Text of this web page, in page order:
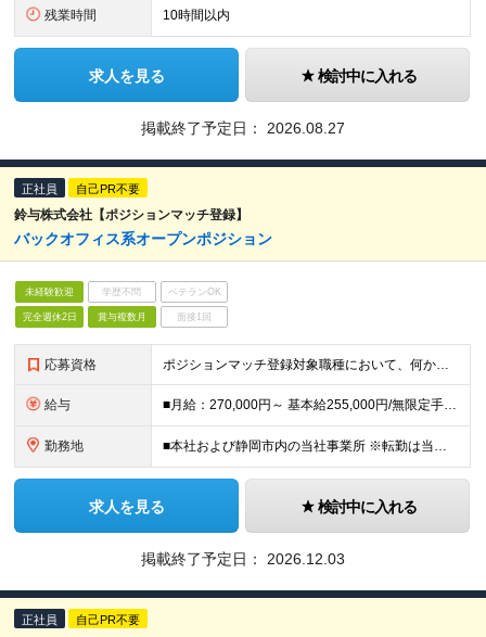
残業時間 10時間以内
求人を見る 検討中に入れる
掲載終了予定日： 2026.08.27
正社員 自己PR不要
鈴与株式会社【ポジションマッチ登録】
バックオフィス系オープンポジション
未経験歓迎 学歴不問 ベテランOK
完全週休2日 賞与複数月 面接1回
応募資格 ポジションマッチ登録対象職種において、何かしらの知識・経験を有する方 【活かせる経験・スキル】 ポジションマッチ登録対象職種に関連する知識・経験 ※該当ポジションが数多く存在する為、様々な経験が活か
給与 ■月給：270,000円～ 基本給255,000円/無限定手当15,000円 ＜年収例＞500万～850万円 ※時間外勤務手当、無限定手当を含めた想定年収です ※通勤手当、家族手当等の諸手当は規定に
勤務地 ■本社および静岡市内の当社事業所 ※転勤は当面ございません ＜本社＞ 静岡県静岡市清水区入船町11-1
求人を見る 検討中に入れる
掲載終了予定日： 2026.12.03
正社員 自己PR不要